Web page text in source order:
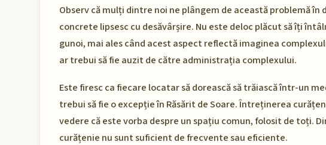
Observ că mulți dintre noi ne plângem de această problemă
concrete lipsesc cu desăvârșire. Nu este deloc plăcut să îți
gunoi, mai ales când acest aspect reflectă imaginea
ar trebui să fie auzit de către administrația complexului.
Este firesc ca fiecare locatar să dorească să trăiască într-un
trebui să fie o excepție în Răsărit de Soare. Întreținerea
vedere că este vorba despre un spațiu comun, folosit de toți.
curățenie nu sunt suficient de frecvente sau eficiente.